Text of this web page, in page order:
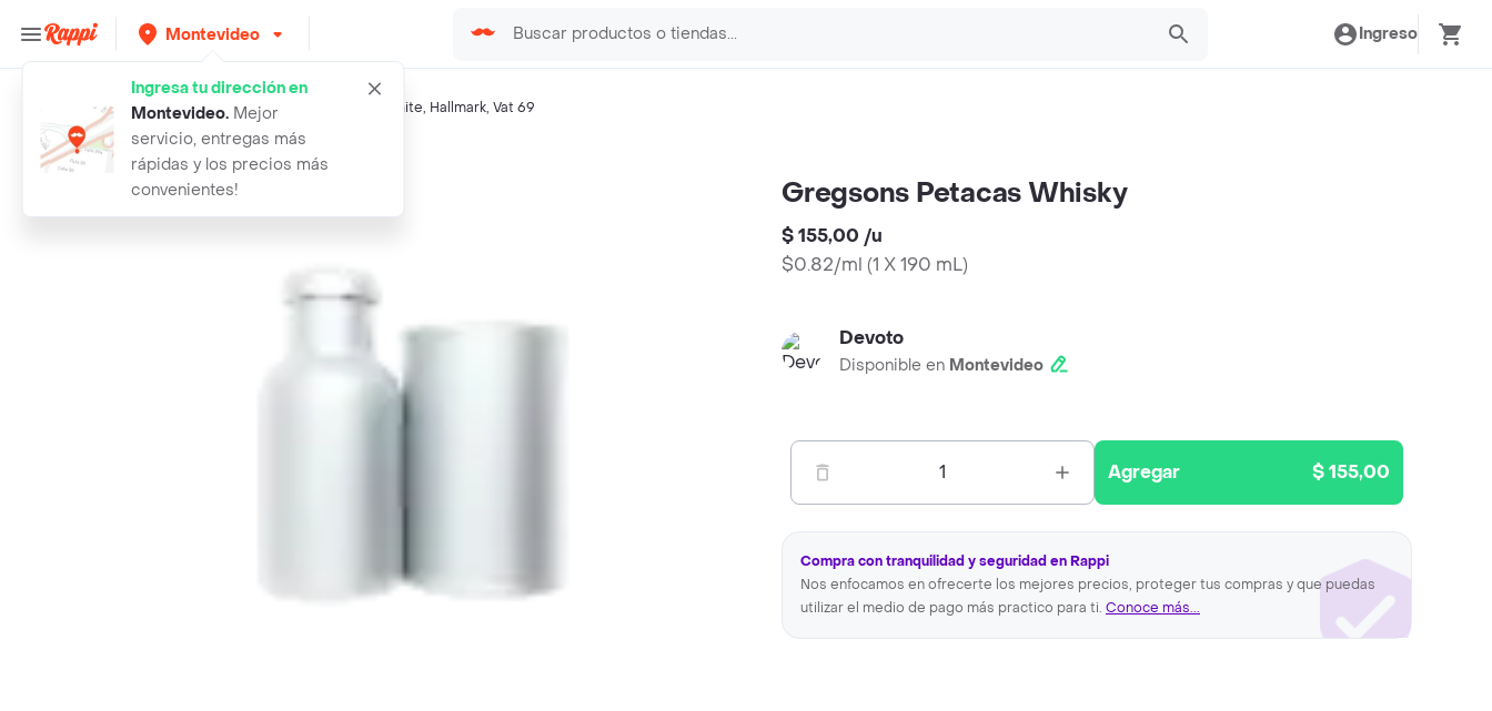
Montevideo
Ingresa tu dirección en
Montevideo. Mejor
servicio, entregas más
rápidas y los precios más
convenientes!
Ingreso
Búsquedas relacionadas:Whiskys,Gregsons Black & White, Hallmark, Vat 69
Rappi gregsons petacas whisky
Gregsons Petacas Whisky
$ 155,00 /u
$0.82/ml (1 X 190 mL)
Devoto
Disponible en Montevideo
1 Agregar $ 155,00
Compra con tranquilidad y seguridad en Rappi
Nos enfocamos en ofrecerte los mejores precios, proteger tus compras y que puedas
utilizar el medio de pago más practico para ti. Conoce más...